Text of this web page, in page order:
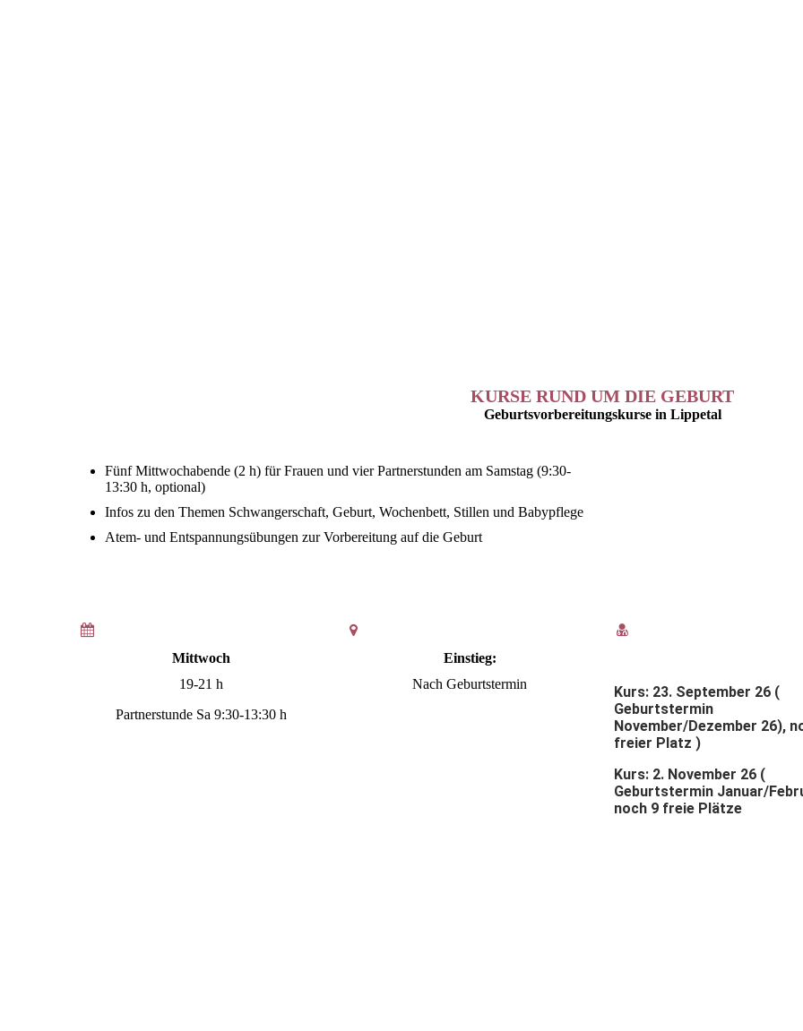
KURSE RUND UM DIE GEBURT
Geburts­vor­bereitungskurse in Lippetal
Fünf Mittwochabende (2 h) für Frauen und vier Partner­stunden am Samstag (9:30-
13:30 h, optional)
Infos zu den Themen Schwanger­schaft, Geburt, Wochen­bett, Stillen und Baby­pflege
Atem- und Ent­spannungs­übungen zur Vorbe­rei­tung auf die Geburt
Mittwoch
19-21 h
Partnerstunde Sa 9:30-13:30 h
Einstieg:
Nach Geburts­termin
Kurs: 23. September 26 (
Geburtstermin
November/Dezember 26),
freier Platz )
Kurs: 2. November 26 (
Geburtstermin Januar/
noch 9 freie Plätze